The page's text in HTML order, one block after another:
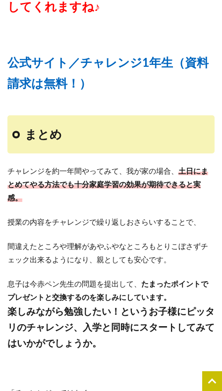
してくれますね♪
公式サイト／チャレンジ1年生（資料
請求は無料！）
まとめ
チャレンジを約一年間やってみて、我が家の場合、 土日にま
とめてやる方法でも十分家庭学習の効果が期待できると実
感。
授業の内容をチャレンジで繰り返しおさらいすることで、
間違えたところや理解があやふやなところもとりこぼさずチ
ェック出来るようになり、親としても安心です。
息子は今赤ペン先生の問題を提出して、 たまったポイントで
プレゼントと交換するのを楽しみにしています。
楽しみながら勉強したい！というお子様にピッタ
リのチャレンジ、入学と同時にスタートしてみて
はいかがでしょうか。